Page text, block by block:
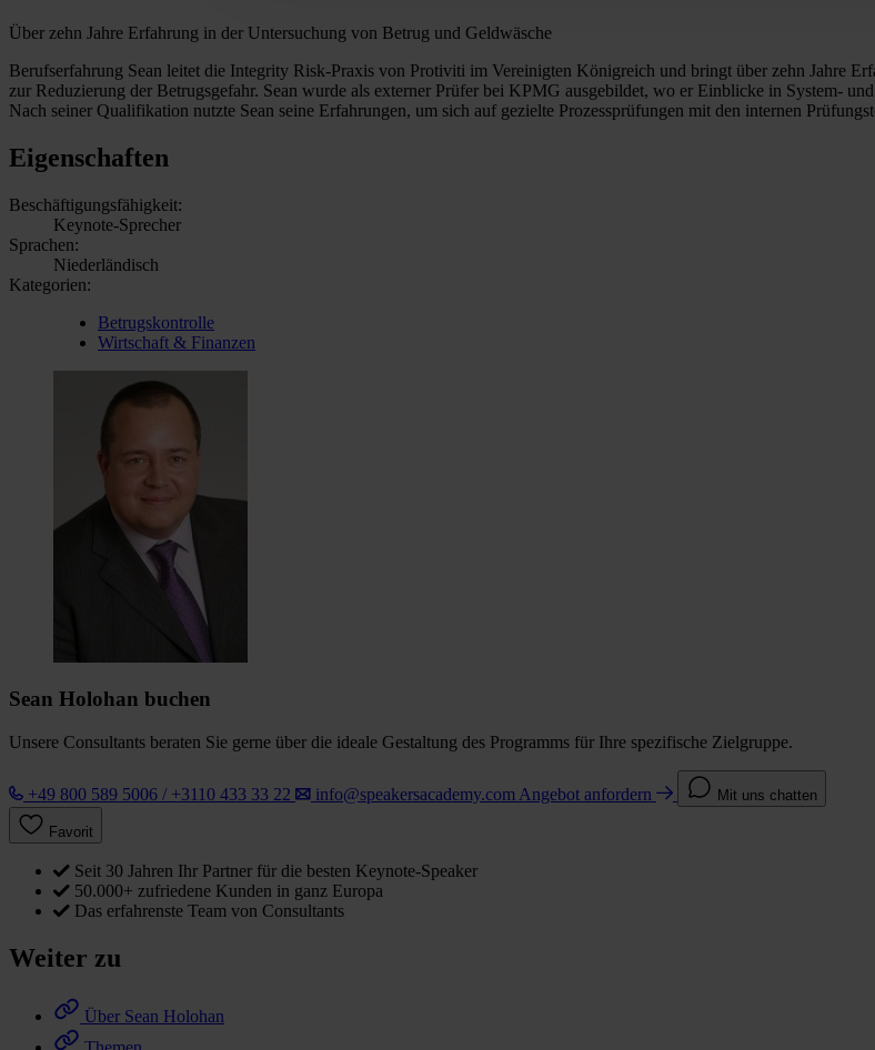
Über zehn Jahre Erfahrung in der Untersuchung von Betrug und Geldwäsche
Berufserfahrung Sean leitet die Integrity Risk-Praxis von Protiviti im Vereinigten Königreich und bringt über zehn Jahre
zur Reduzierung der Betrugsgefahr. Sean wurde als externer Prüfer bei KPMG ausgebildet, wo er Einblicke in System-
Nach seiner Qualifikation nutzte Sean seine Erfahrungen, um sich auf gezielte Prozessprüfungen mit den internen
Eigenschaften
Beschäftigungsfähigkeit:
Keynote-Sprecher
Sprachen:
Niederländisch
Kategorien:
Betrugskontrolle
Wirtschaft & Finanzen
Sean Holohan buchen
Unsere Consultants beraten Sie gerne über die ideale Gestaltung des Programms für Ihre spezifische Zielgruppe.
+49 800 589 5006 / +3110 433 33 22 info@speakersacademy.com Angebot anfordern Mit uns chatten
Favorit
Seit 30 Jahren Ihr Partner für die besten Keynote-Speaker
50.000+ zufriedene Kunden in ganz Europa
Das erfahrenste Team von Consultants
Weiter zu
Über Sean Holohan